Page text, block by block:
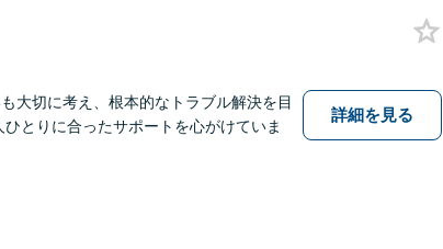
大切に考え、根本的なトラブル解決を目
とりに合ったサポートを心がけていま
詳細を見る